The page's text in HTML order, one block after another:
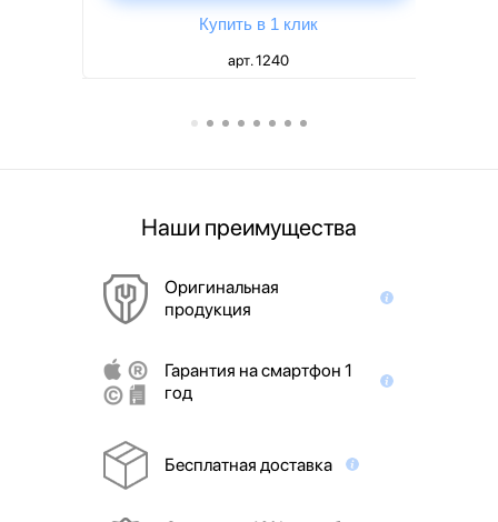
Купить в 1 клик
арт. 1240
Наши преимущества
Оригинальная
продукция
Гарантия на смартфон 1
год
Бесплатная доставка